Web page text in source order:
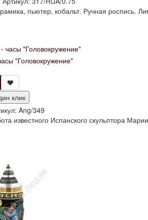
пьютер, кобальт. Ручная роспись.
"Головокружение"
клик
Ang/349
известного Испанского скульптора